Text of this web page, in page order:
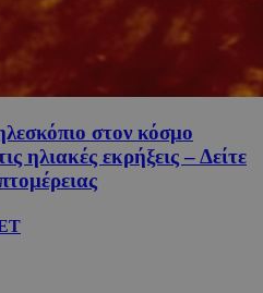
στον κόσμο
ηλιακές εκρήξεις – Δείτε